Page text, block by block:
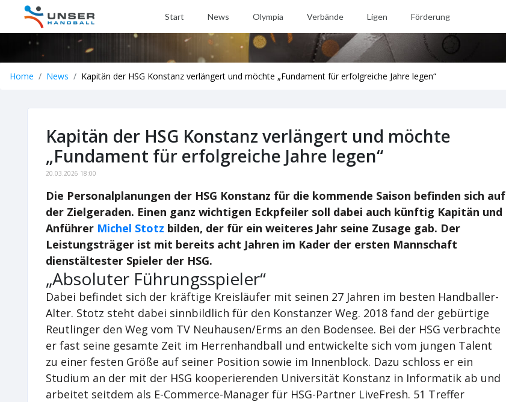
Start News Olympia Verbände Ligen Förderung
Home News Kapitän der HSG Konstanz verlängert und möchte „Fundament für erfolgreiche Jahre legen“
Kapitän der HSG Konstanz verlängert und möchte
„Fundament für erfolgreiche Jahre legen“
20.03.2026 18:00
Die Personalplanungen der HSG Konstanz für die kommende Saison befinden sich auf
der Zielgeraden. Einen ganz wichtigen Eckpfeiler soll dabei auch künftig Kapitän und
Anführer Michel Stotz bilden, der für ein weiteres Jahr seine Zusage gab. Der
Leistungsträger ist mit bereits acht Jahren im Kader der ersten Mannschaft
dienstältester Spieler der HSG.
„Absoluter Führungsspieler“
Dabei befindet sich der kräftige Kreisläufer mit seinen 27 Jahren im besten Handballer-
Alter. Stotz steht dabei sinnbildlich für den Konstanzer Weg. 2018 fand der gebürtige
Reutlinger den Weg vom TV Neuhausen/Erms an den Bodensee. Bei der HSG verbrachte
er fast seine gesamte Zeit im Herrenhandball und entwickelte sich vom jungen Talent
zu einer festen Größe auf seiner Position sowie im Innenblock. Dazu schloss er ein
Studium an der mit der HSG kooperierenden Universität Konstanz in Informatik ab und
arbeitet seitdem als E-Commerce-Manager für HSG-Partner LiveFresh. 51 Treffer